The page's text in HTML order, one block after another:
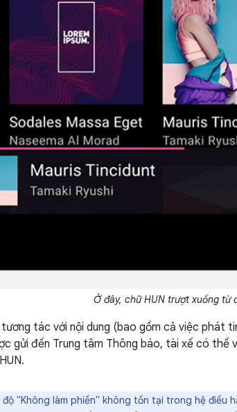
Ở đây, chữ HUN trượt xuống từ
tác với nội dung (bao gồm cả việc phát
gửi đến Trung tâm Thông báo, tài xế có
độ "Không làm phiền" không tồn tại trong hệ điều